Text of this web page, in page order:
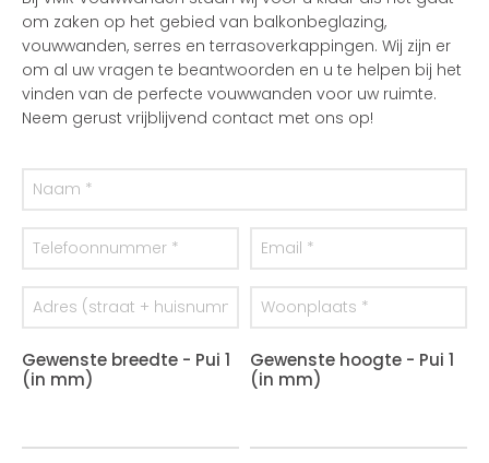
om zaken op het gebied van balkonbeglazing,
vouwwanden, serres en terrasoverkappingen. Wij zijn er
om al uw vragen te beantwoorden en u te helpen bij het
vinden van de perfecte vouwwanden voor uw ruimte.
Neem gerust vrijblijvend contact met ons op!
Gewenste breedte - Pui 1
(in mm)
Gewenste hoogte - Pui 1
(in mm)